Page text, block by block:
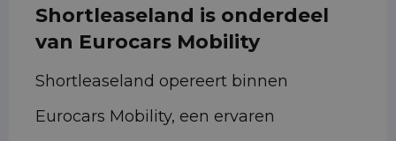
Shortleaseland is onderdeel
van Eurocars Mobility
Shortleaseland opereert binnen
Eurocars Mobility, een ervaren